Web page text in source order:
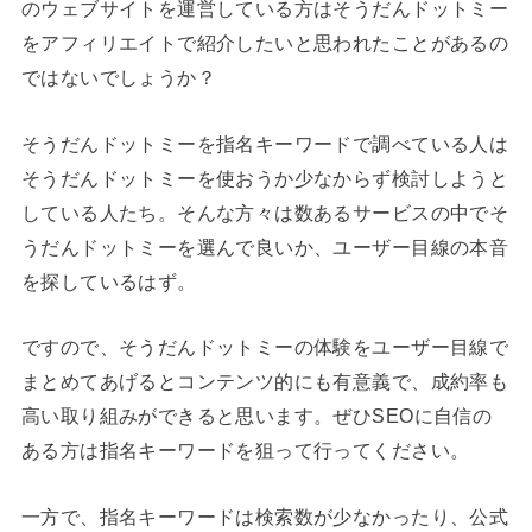
のウェブサイトを運営している方はそうだんドットミー
をアフィリエイトで紹介したいと思われたことがあるの
ではないでしょうか？
そうだんドットミーを指名キーワードで調べている人は
そうだんドットミーを使おうか少なからず検討しようと
している人たち。そんな方々は数あるサービスの中でそ
うだんドットミーを選んで良いか、ユーザー目線の本音
を探しているはず。
ですので、そうだんドットミーの体験をユーザー目線で
まとめてあげるとコンテンツ的にも有意義で、成約率も
高い取り組みができると思います。ぜひSEOに自信の
ある方は指名キーワードを狙って行ってください。
一方で、指名キーワードは検索数が少なかったり、公式